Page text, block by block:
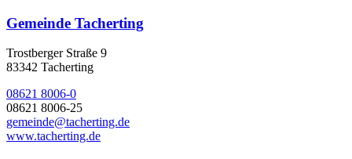
Gemeinde Tacherting
Trostberger Straße 9
83342 Tacherting
08621 8006-0
08621 8006-25
gemeinde@tacherting.de
www.tacherting.de